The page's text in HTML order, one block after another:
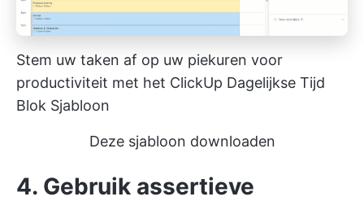
Stem uw taken af op uw piekuren voor
productiviteit met het ClickUp Dagelijkse Tijd
Blok Sjabloon
Deze sjabloon downloaden
4. Gebruik assertieve